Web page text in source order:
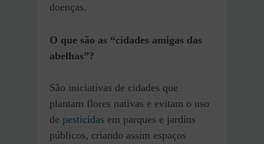
doenças.
O que são as “cidades amigas das
abelhas”?
São iniciativas de cidades que
plantam flores nativas e evitam o uso
de pesticidas em parques e jardins
públicos, criando assim espaços